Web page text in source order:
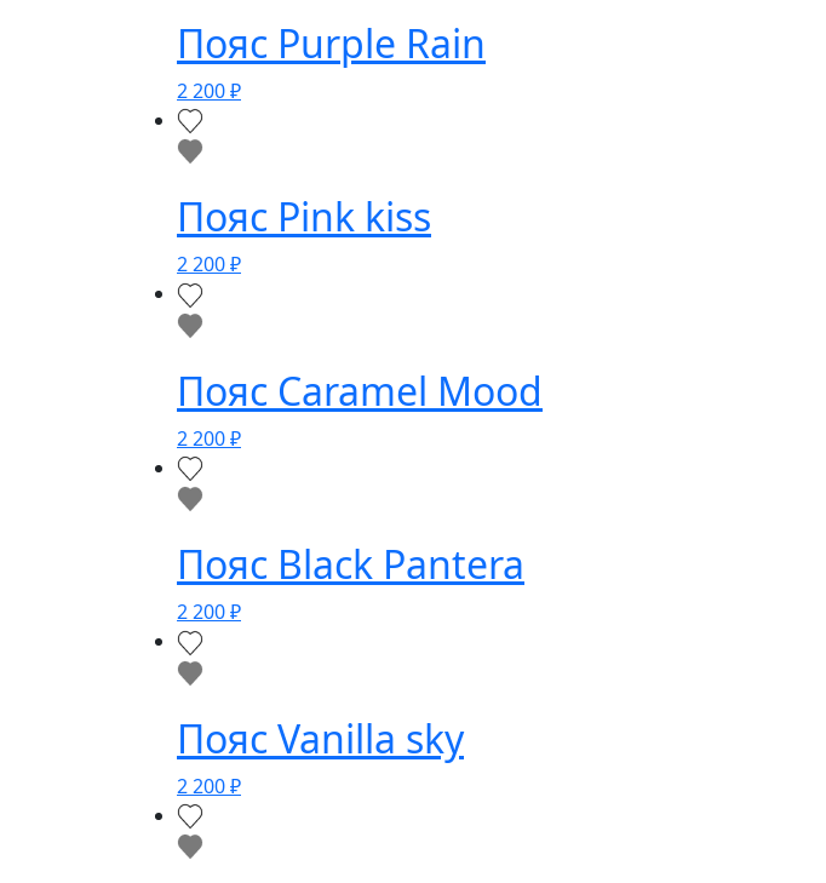
Пояс Purple Rain
2 200₽
Пояс Pink kiss
2 200₽
Пояс Caramel Mood
2 200₽
Пояс Black Pantera
2 200₽
Пояс Vanilla sky
2 200₽